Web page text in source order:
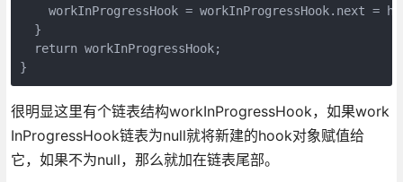
workInProgressHook = workInProgressHook.next =
  }
  return workInProgressHook;
}
很明显这里有个链表结构workInProgressHook，如果work
InProgressHook链表为null就将新建的hook对象赋值给
它，如果不为null，那么就加在链表尾部。